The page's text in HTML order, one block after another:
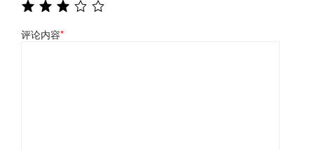
评论内容*